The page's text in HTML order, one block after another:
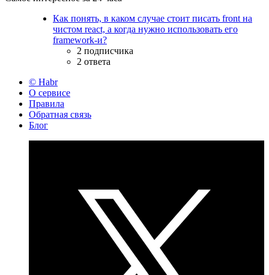
Как понять, в каком случае стоит писать front на
чистом react, а когда нужно использовать его
framework-и?
2 подписчика
2 ответа
© Habr
О сервисе
Правила
Обратная связь
Блог